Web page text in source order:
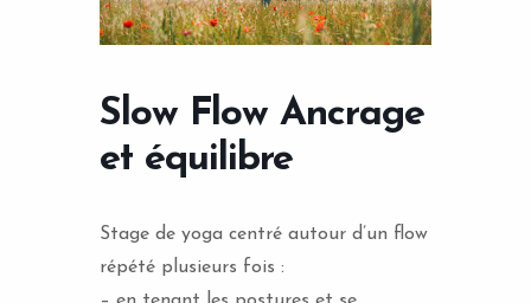
Slow Flow Ancrage
et équilibre
Stage de yoga centré autour d’un flow
répété plusieurs fois :